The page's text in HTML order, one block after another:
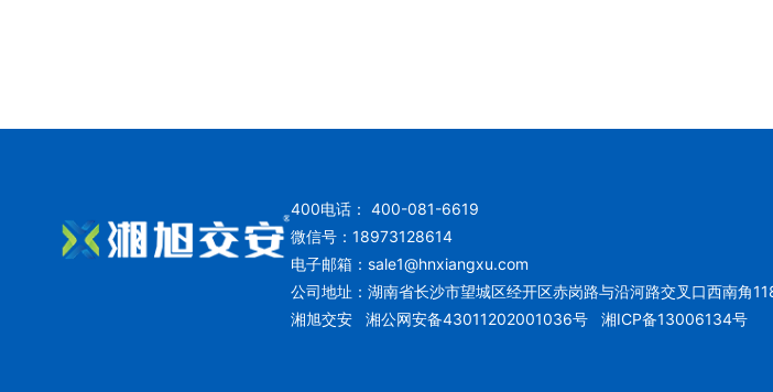
400电话： 400-081-6619
微信号：18973128614
电子邮箱： sale1@hnxiangxu.com
公司地址：湖南省长沙市望城区经开区赤岗路与沿河路交叉口西南角
湘旭交安 湘公网安备43011202001036号 湘ICP备13006134号